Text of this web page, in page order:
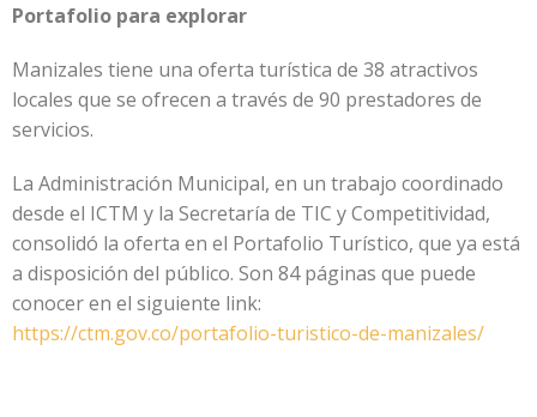
Portafolio para explorar
Manizales tiene una oferta turística de 38 atractivos
locales que se ofrecen a través de 90 prestadores de
servicios.
La Administración Municipal, en un trabajo coordinado
desde el ICTM y la Secretaría de TIC y Competitividad,
consolidó la oferta en el Portafolio Turístico, que ya está
a disposición del público. Son 84 páginas que puede
conocer en el siguiente link:
https://ctm.gov.co/portafolio-turistico-de-manizales/